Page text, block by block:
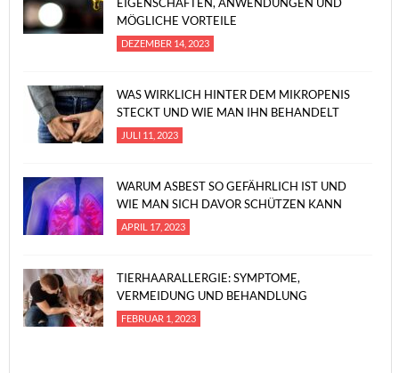
MÖGLICHE VORTEILE
DEZEMBER 14, 2023
WAS WIRKLICH HINTER DEM MIKROPENIS
STECKT UND WIE MAN IHN BEHANDELT
JULI 11, 2023
WARUM ASBEST SO GEFÄHRLICH IST UND
WIE MAN SICH DAVOR SCHÜTZEN KANN
APRIL 17, 2023
TIERHAARALLERGIE: SYMPTOME,
VERMEIDUNG UND BEHANDLUNG
FEBRUAR 1, 2023